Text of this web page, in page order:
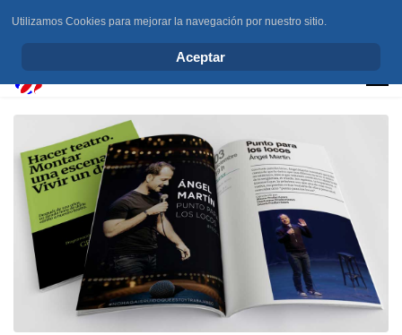
Utilizamos Cookies para mejorar la navegación por nuestro sitio.
Aceptar